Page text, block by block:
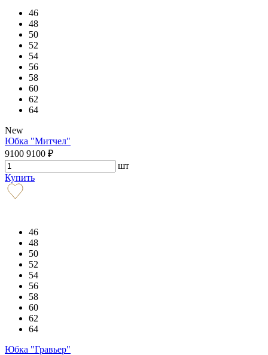
46
48
50
52
54
56
58
60
62
64
New
Юбка "Митчел"
9100 9100 ₽
шт
Купить
46
48
50
52
54
56
58
60
62
64
Юбка "Гравьер"